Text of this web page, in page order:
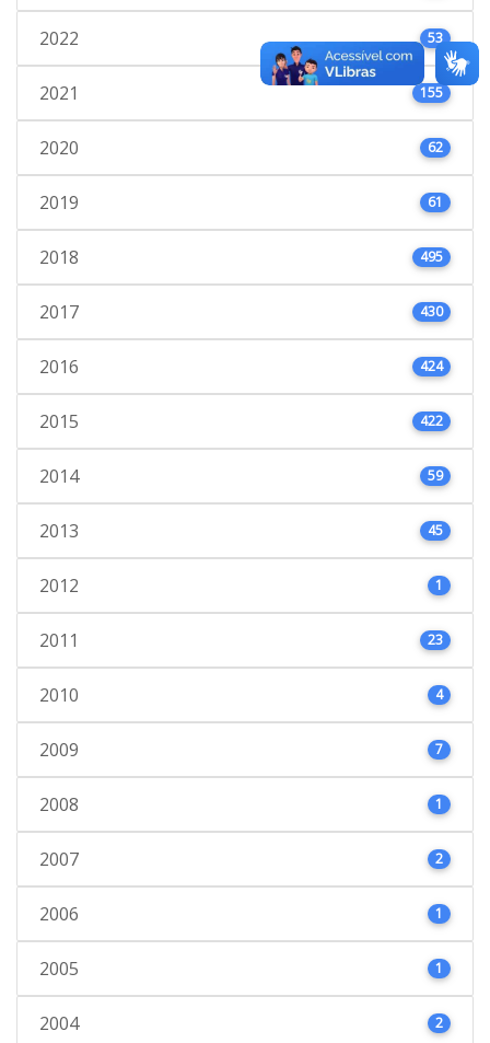
2022 53
2021 155
2020 62
2019 61
2018 495
2017 430
2016 424
2015 422
2014 59
2013 45
2012 1
2011 23
2010 4
2009 7
2008 1
2007 2
2006 1
2005 1
2004 2